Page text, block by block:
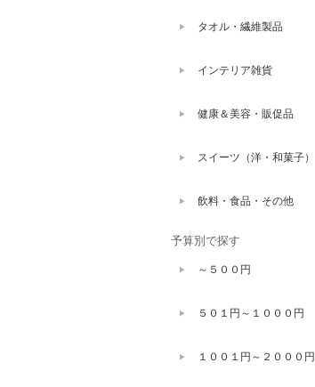
タオル・繊維製品
インテリア雑貨
健康＆美容・販促品
スイーツ（洋・和菓子）
飲料・食品・その他
予算別で探す
～５００円
５０１円～１０００円
１００１円～２０００円